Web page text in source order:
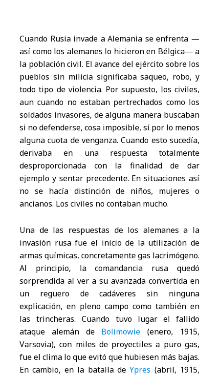
Cuando Rusia invade a Alemania se enfrenta —
así como los alemanes lo hicieron en Bélgica— a
la población civil. El avance del ejército sobre los
pueblos sin milicia significaba saqueo, robo, y
todo tipo de violencia. Por supuesto, los civiles,
aun cuando no estaban pertrechados como los
soldados invasores, de alguna manera buscaban
si no defenderse, cosa imposible, sí por lo menos
alguna cuota de venganza. Cuando esto sucedía,
derivaba en una respuesta totalmente
desproporcionada con la finalidad de dar
ejemplo y sentar precedente. En situaciones así
no se hacía distinción de niños, mujeres o
ancianos. Los civiles no contaban mucho.
Una de las respuestas de los alemanes a la
invasión rusa fue el inicio de la utilización de
armas químicas, concretamente gas lacrimógeno.
Al principio, la comandancia rusa quedó
sorprendida al ver a su avanzada convertida en
un reguero de cadáveres sin ninguna
explicación, en pleno campo como también en
las trincheras. Cuando tuvo lugar el fallido
ataque alemán de Bolimowie (enero, 1915,
Varsovia), con miles de proyectiles a puro gas,
fue el clima lo que evitó que hubiesen más bajas.
En cambio, en la batalla deYpres (abril, 1915,